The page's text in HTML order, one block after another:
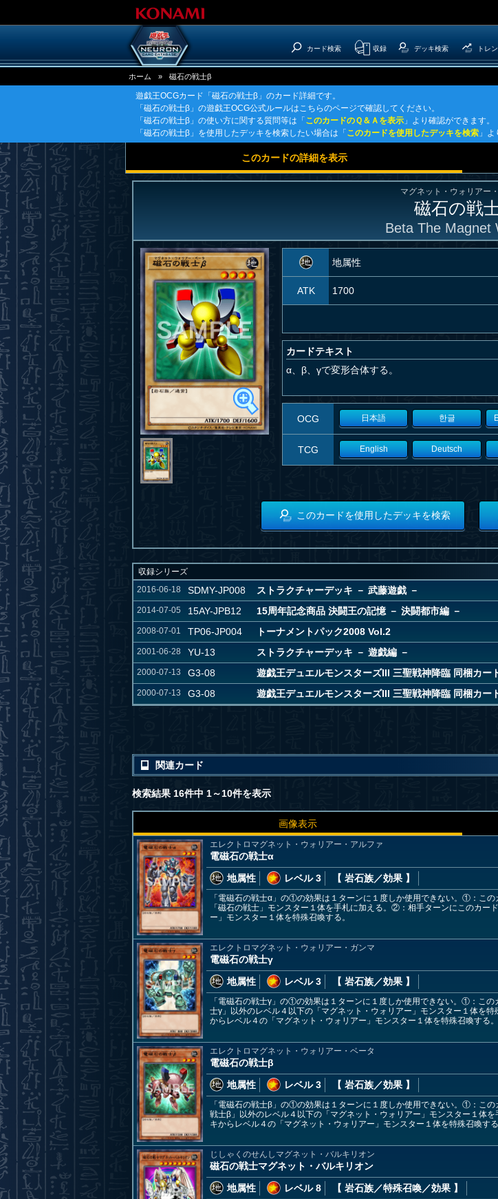
カード検索 収録 デッキ検索 トレ
ホーム » 磁石の戦士β
遊戯王OCGカード「磁石の戦士β」のカード詳細です。
「磁石の戦士β」の遊戯王OCG公式ルールはこちらのページで確認してください。
「磁石の戦士β」の使い方に関する質問等は「 このカードのＱ＆Ａを表示 」より確認ができます。
「磁石の戦士β」を使用したデッキを検索したい場合は「 このカードを使用したデッキを検索 」
このカードの詳細を表示
マグネット・ウォリアー
磁石の戦
Beta The Magnet
地属性
ATK 1700
カードテキスト
α、β、γで変形合体する。
OCG 日本語 한글
TCG English Deutsch
このカードを使用したデッキを検索
収録シリーズ
2016-06-18
SDMY-JP008 ストラクチャーデッキ － 武藤遊戯 －
2014-07-05 15AY-JPB12 15周年記念商品 決闘王の記憶 － 決闘都市編 －
2008-07-01 TP06-JP004 トーナメントパック2008 Vol.2
2001-06-28 YU-13 ストラクチャーデッキ － 遊戯編 －
2000-07-13 G3-08 遊戯王デュエルモンスターズIII 三聖戦神降臨 同梱カー
2000-07-13 G3-08 遊戯王デュエルモンスターズIII 三聖戦神降臨 同梱カー
関連カード
検索結果 16件中 1～10件を表示
画像表示
エレクトロマグネット・ウォリアー・アルファ
電磁石の戦士α
地属性
レベル 3 【 岩石族／効果 】
「電磁石の戦士α」の①の効果は１ターンに１度しか使用できない。①：こ
「磁石の戦士」モンスター１体を手札に加える。②：相手ターンにこのカ
ー」モンスター１体を特殊召喚する。
エレクトロマグネット・ウォリアー・ガンマ
電磁石の戦士γ
地属性
レベル 3 【 岩石族／効果 】
「電磁石の戦士γ」の①の効果は１ターンに１度しか使用できない。①：こ
士γ」以外のレベル４以下の「マグネット・ウォリアー」モンスター１体を
からレベル４の「マグネット・ウォリアー」モンスター１体を特殊召喚する。
エレクトロマグネット・ウォリアー・ベータ
電磁石の戦士β
地属性
レベル 3 【 岩石族／効果 】
「電磁石の戦士β」の①の効果は１ターンに１度しか使用できない。①：こ
戦士β」以外のレベル４以下の「マグネット・ウォリアー」モンスター１体
キからレベル４の「マグネット・ウォリアー」モンスター１体を特殊召喚する
じしゃくのせんしマグネット・バルキリオン
磁石の戦士マグネット・バルキリオン
地属性
レベル 8 【 岩石族／特殊召喚／効果 】